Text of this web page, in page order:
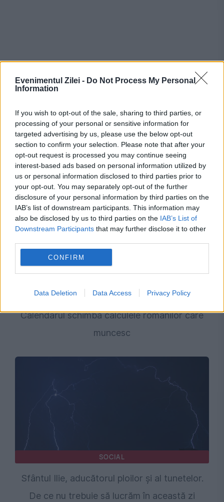
Evenimentul Zilei - Do Not Process My Personal
Information
If you wish to opt-out of the sale, sharing to third parties, or
processing of your personal or sensitive information for
targeted advertising by us, please use the below opt-out
section to confirm your selection. Please note that after your
opt-out request is processed you may continue seeing
interest-based ads based on personal information utilized by
us or personal information disclosed to third parties prior to
your opt-out. You may separately opt-out of the further
disclosure of your personal information by third parties on the
IAB’s list of downstream participants. This information may
also be disclosed by us to third parties on the IAB’s List of
Downstream Participants that may further disclose it to other
CONFIRM
Data Deletion Data Access Privacy Policy
Recomandările noastre
SOCIAL
Când vine următoarea minivacanță.
Calendarul schimbă calculele românilor care
muncesc
SOCIAL
Sfântul Ilie, aducătorul ploilor și al tunetelor.
De ce nu trebuie să lucrăm în această zi